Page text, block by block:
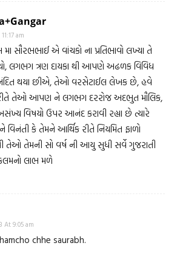
am
સૌરભભાઈ એ વાંચકો ના પ્રતિભાવો લખ્યા તે
લગભગ ત્રણ દાયકા થી આપણે અઢળક વિવિધ
થયા છીએ, તેઓ વરસેટાઈલ લેખક છે, હવે
તેઓ આપણ ને લગભગ દરરોજ અદભુત મૌલિક,
વિષયો ઉપર આનંદ કરાવી રહ્યા છે ત્યારે
વિનંતી કે તેમને આર્થિક રીતે નિયમિત ફાળો
તેઓ તેમની સો વર્ષ ની આયુ સુધી સર્વે ગુજરાતી
લાભ મળે
At 9:05 am
chhe saurabh.